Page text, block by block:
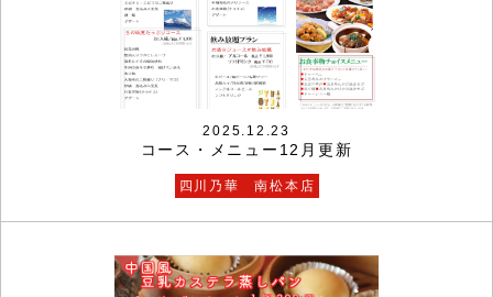
2025.12.23
コース・メニュー12月更新
四川乃華 南松本店